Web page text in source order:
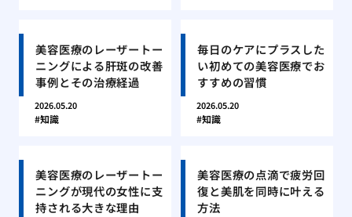
美容医療のレーザートー
ニングによる肝斑の改善
事例とその治療経過
2026.05.20
知識
毎日のケアにプラスした
い初めての美容医療でお
すすめの習慣
2026.05.20
知識
美容医療のレーザートー
ニングが現代の女性に支
持される大きな理由
美容医療の点滴で疲労回
復と美肌を同時に叶える
方法